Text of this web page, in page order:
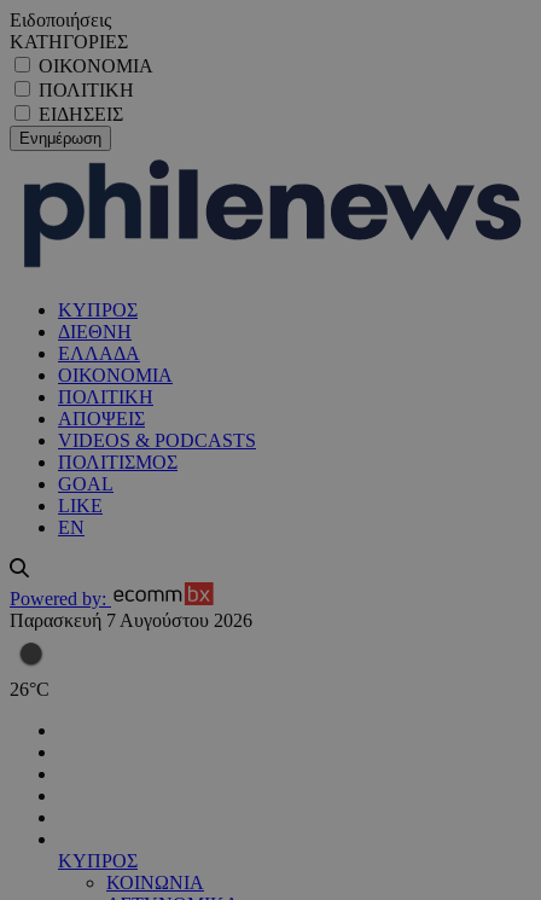
Ειδοποιήσεις
ΚΑΤΗΓΟΡΙΕΣ
ΟΙΚΟΝΟΜΙΑ
ΠΟΛΙΤΙΚΗ
ΕΙΔΗΣΕΙΣ
ΚΥΠΡΟΣ
ΔΙΕΘΝΗ
ΕΛΛΑΔΑ
ΟΙΚΟΝΟΜΙΑ
ΠΟΛΙΤΙΚΗ
ΑΠΟΨΕΙΣ
VIDEOS & PODCASTS
ΠΟΛΙΤΙΣΜΟΣ
GOAL
LIKE
EN
Powered by:
Παρασκευή 7 Αυγούστου 2026
26°C
ΚΥΠΡΟΣ
ΚΟΙΝΩΝΙΑ